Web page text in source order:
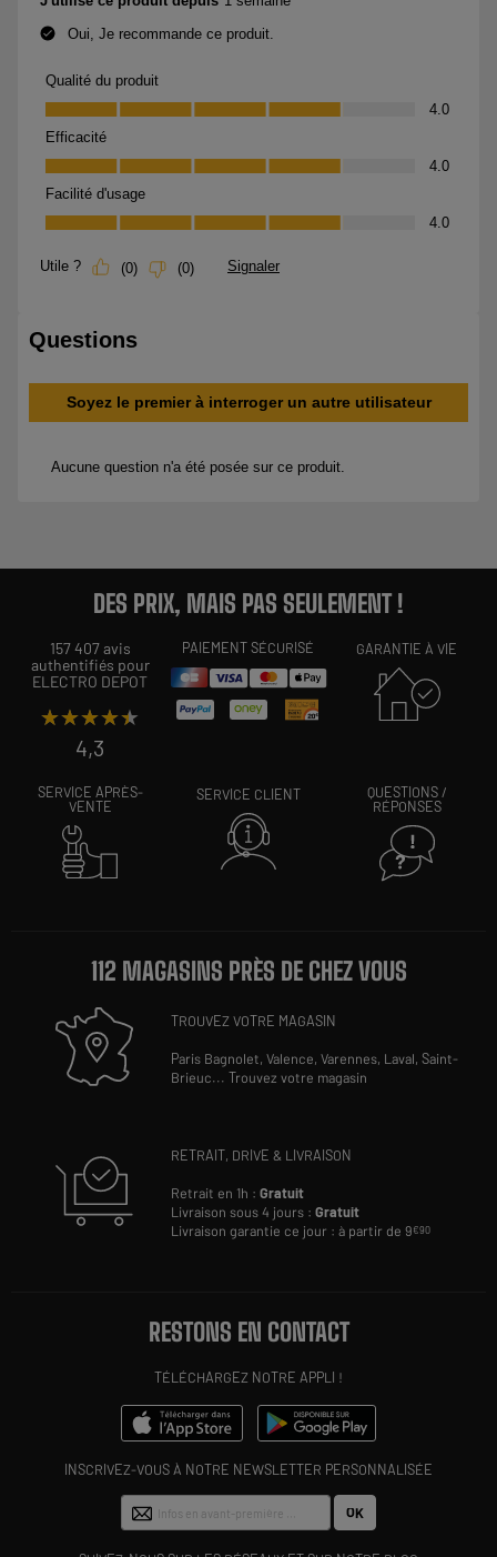
DES PRIX, MAIS PAS SEULEMENT !
157 407 avis
authentifiés pour
ELECTRO DEPOT
★★★★★
★★★★★
4,3
PAIEMENT SÉCURISÉ GARANTIE À VIE
SERVICE APRÈS-
VENTE
SERVICE CLIENT
QUESTIONS /
RÉPONSES
112 MAGASINS PRÈS DE CHEZ VOUS
TROUVEZ VOTRE MAGASIN
Paris Bagnolet,Valence,Varennes, Laval,Saint-
Brieuc...Trouvez votre magasin
RETRAIT, DRIVE & LIVRAISON
Retrait en 1h :Gratuit
Livraison sous 4 jours :Gratuit
Livraison garantie ce jour : à partir de 9€90
RESTONS EN CONTACT
TÉLÉCHARGEZ NOTRE APPLI !
INSCRIVEZ-VOUS À NOTRE NEWSLETTER PERSONNALISÉE
OK